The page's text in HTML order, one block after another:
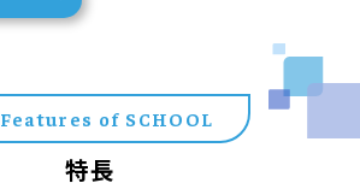
Features of SCHOOL
特長